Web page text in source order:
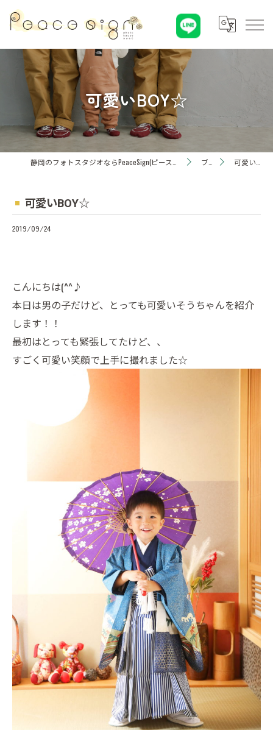
可愛いBOY☆
ブログ 可愛いBOY☆
可愛いBOY☆
2019/09/24
こんにちは(^^♪
本日は男の子だけど、とっても可愛いそうちゃんを紹介
します！！
最初はとっても緊張してたけど、、
すごく可愛い笑顔で上手に撮れました☆